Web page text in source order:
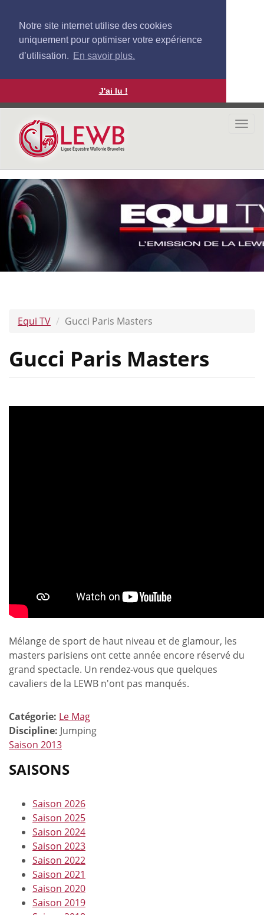
Notre site internet utilise des cookies
uniquement pour optimiser votre expérience
d’utilisation. En savoir plus.
J'ai lu !
Aller
contenu
principal
Equi TV Gucci Paris Masters
Gucci Paris Masters
Mélange de sport de haut niveau et de glamour, les
masters parisiens ont cette année encore réservé du
grand spectacle. Un rendez-vous que quelques
cavaliers de la LEWB n'ont pas manqués.
Catégorie: Le Mag
Discipline: Jumping
Saison 2013
SAISONS
Saison 2026
Saison 2025
Saison 2024
Saison 2023
Saison 2022
Saison 2021
Saison 2020
Saison 2019